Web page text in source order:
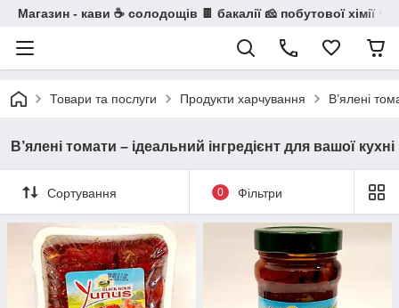
Магазин - кави ☕ солодощів 🍫 бакалії 🧀 побутової хімії 🧼
Товари та послуги Продукти харчування В’ялені
В’ялені томати – ідеальний інгредієнт для вашої кухні
Сортування 0 Фільтри